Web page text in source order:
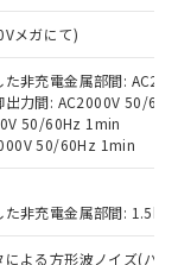
メガにて)
た非充電金属部間:
出力間: AC2000V 50/
50/60Hz 1min
50/60Hz 1min
非充電金属部間: 1.5kV
による方形波ノイズ(パ
のうえ
事業取扱
価格
もので
）の非含
のある
物質）の
出す予
物質）の
認中の
で、有
RoHSの